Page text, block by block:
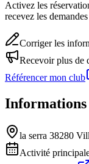
Activez les
recevez les
Corriger les
Recevoir plus de
Référencer mon club
la serra 38280
Activité